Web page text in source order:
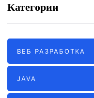
Категории
ВЕБ РАЗРАБОТКА
JAVA